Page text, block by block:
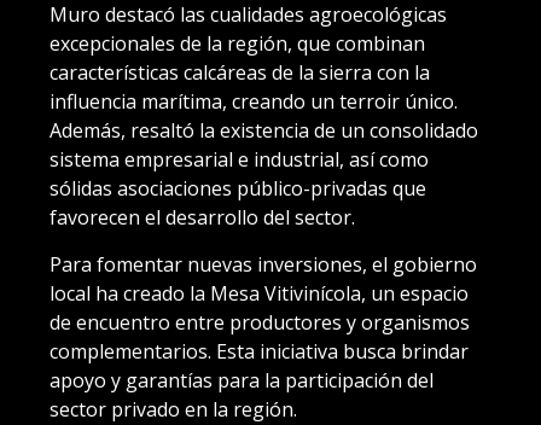
Muro destacó las cualidades agroecológicas
excepcionales de la región, que combinan
características calcáreas de la sierra con la
influencia marítima, creando un terroir único.
Además, resaltó la existencia de un consolidado
sistema empresarial e industrial, así como
sólidas asociaciones público-privadas que
favorecen el desarrollo del sector.
Para fomentar nuevas inversiones, el gobierno
local ha creado la Mesa Vitivinícola, un espacio
de encuentro entre productores y organismos
complementarios. Esta iniciativa busca brindar
apoyo y garantías para la participación del
sector privado en la región.